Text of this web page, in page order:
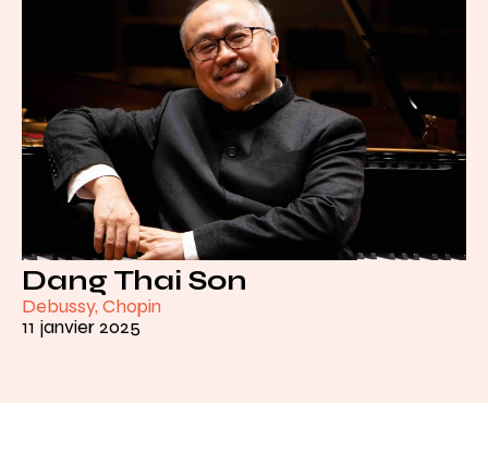
Dang Thai Son
Debussy, Chopin
11 janvier 2025